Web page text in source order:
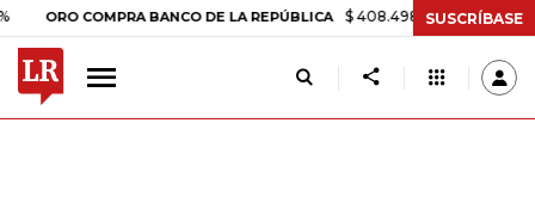
COMPRA BANCO DE LA REPÚBLICA $ 408.498,97 +$ 8.753,81 +2,19%
SUSCRÍBASE